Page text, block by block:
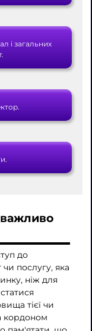
і загальних
важливо
до
послугу, яка
ніж для
тієї чи
кордоном